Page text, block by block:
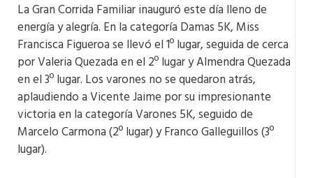
La Gran Corrida Familiar inauguró este día lleno de
energía y alegría. En la categoría Damas 5K, Miss
Francisca Figueroa se llevó el 1º lugar, seguida de cerca
por Valeria Quezada en el 2º lugar y Almendra Quezada
en el 3º lugar. Los varones no se quedaron atrás,
aplaudiendo a Vicente Jaime por su impresionante
victoria en la categoría Varones 5K, seguido de
Marcelo Carmona (2º lugar) y Franco Galleguillos (3º
lugar).